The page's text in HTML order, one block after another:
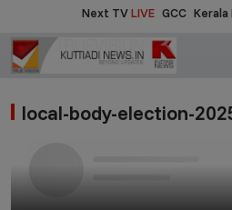
Next TVLIVE GCC Kerala
local-body-election-